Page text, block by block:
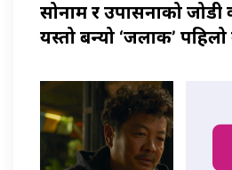
सोनाम र उपासनाको जोडी
यस्तो बन्यो ‘जलाकी’